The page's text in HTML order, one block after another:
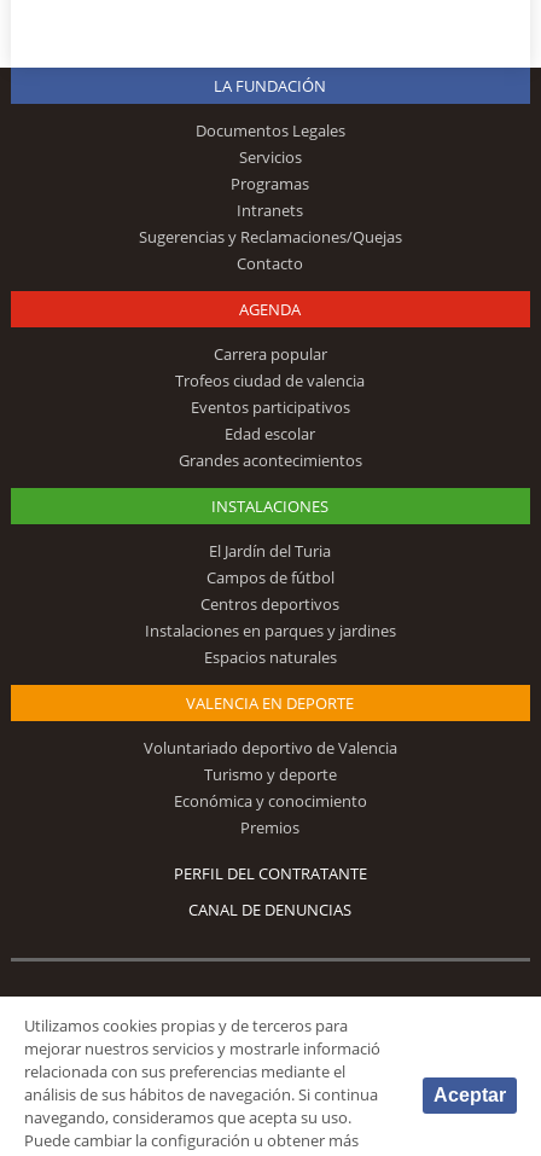
LA FUNDACIÓN
Documentos Legales
Servicios
Programas
Intranets
Sugerencias y Reclamaciones/Quejas
Contacto
AGENDA
Carrera popular
Trofeos ciudad de valencia
Eventos participativos
Edad escolar
Grandes acontecimientos
INSTALACIONES
El Jardín del Turia
Campos de fútbol
Centros deportivos
Instalaciones en parques y jardines
Espacios naturales
VALENCIA EN DEPORTE
Voluntariado deportivo de Valencia
Turismo y deporte
Económica y conocimiento
Premios
PERFIL DEL CONTRATANTE
CANAL DE DENUNCIAS
Síguenos
© 2026 Fundación Deportiva Municipal Valencia |AVISO LEGAL
Utilizamos cookies propias y de terceros para
mejorar nuestros servicios y mostrarle informació
relacionada con sus preferencias mediante el
análisis de sus hábitos de navegación. Si continua
navegando, consideramos que acepta su uso.
Puede cambiar la configuración u obtener más
Aceptar